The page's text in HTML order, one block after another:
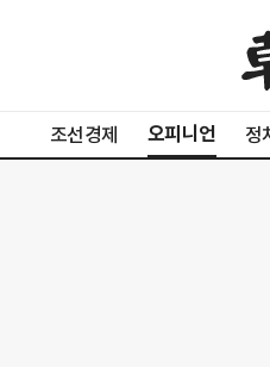
조선경제 오피니언 정